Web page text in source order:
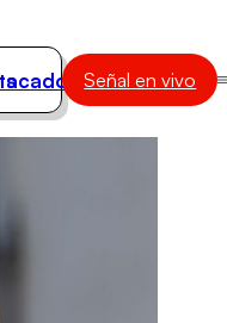
Señal en vivo